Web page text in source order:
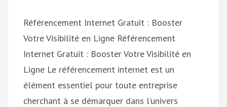
Référencement Internet Gratuit : Booster
Votre Visibilité en Ligne Référencement
Internet Gratuit : Booster Votre Visibilité en
Ligne Le référencement internet est un
élément essentiel pour toute entreprise
cherchant à se démarquer dans l’univers